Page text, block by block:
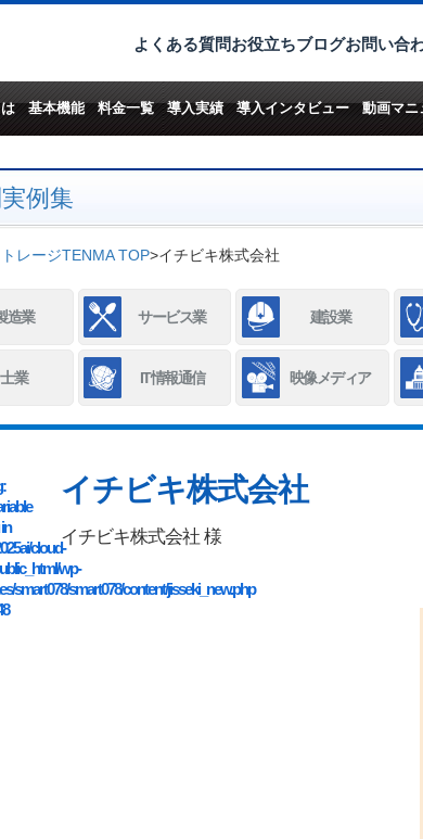
よくある質問お役立ちブログお問い合
基本機能 料金一覧 導入実績 導入インタビュー 動画マニ
例集
レージTENMA TOP>イチビキ株式会社
造業 サービス業 建設業
士業 IT情報通信 映像メディア
:
cloud-
wp-
smart078/smart078/content/jisseki_new.php
イチビキ株式会社
イチビキ株式会社 様